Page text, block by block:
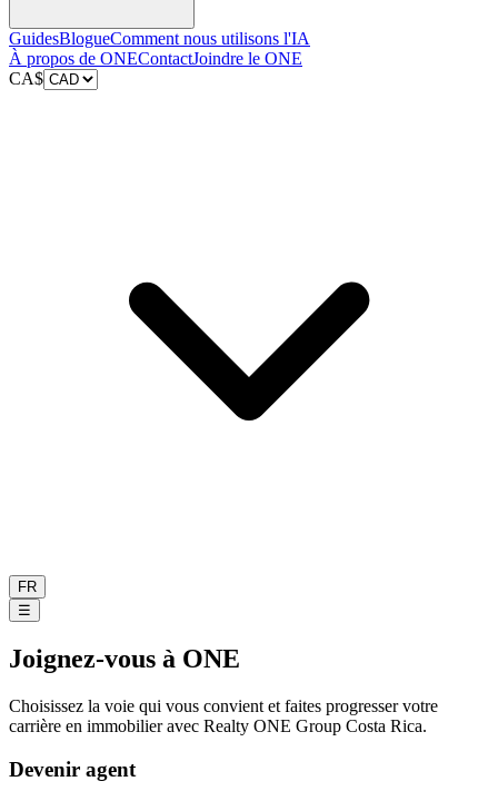
GuidesBlogueComment nous utilisons l'IA
À propos de ONEContactJoindre le ONE
CA$
FR
☰
Joignez-vous à ONE
Choisissez la voie qui vous convient et faites progresser votre
carrière en immobilier avec Realty ONE Group Costa Rica.
Devenir agent